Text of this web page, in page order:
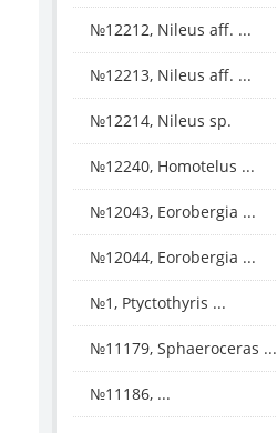
№12212, Nileus aff. ...
№12213, Nileus aff. ...
№12214, Nileus sp.
№12240, Homotelus ...
№12043, Eorobergia ...
№12044, Eorobergia ...
№1, Ptyctothyris ...
№11179, Sphaeroceras ...
№11186, ...